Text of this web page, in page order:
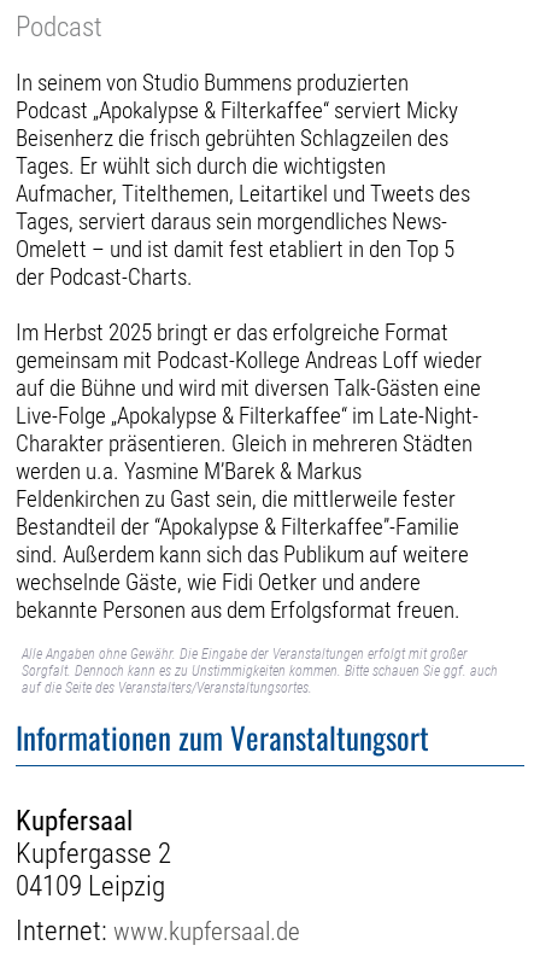
Podcast
In seinem von Studio Bummens produzierten
Podcast „Apokalypse & Filterkaffee“ serviert Micky
Beisenherz die frisch gebrühten Schlagzeilen des
Tages. Er wühlt sich durch die wichtigsten
Aufmacher, Titelthemen, Leitartikel und Tweets des
Tages, serviert daraus sein morgendliches News-
Omelett – und ist damit fest etabliert in den Top 5
der Podcast-Charts.
Im Herbst 2025 bringt er das erfolgreiche Format
gemeinsam mit Podcast-Kollege Andreas Loff wieder
auf die Bühne und wird mit diversen Talk-Gästen eine
Live-Folge „Apokalypse & Filterkaffee“ im Late-Night-
Charakter präsentieren. Gleich in mehreren Städten
werden u.a. Yasmine M’Barek & Markus
Feldenkirchen zu Gast sein, die mittlerweile fester
Bestandteil der “Apokalypse & Filterkaffee”-Familie
sind. Außerdem kann sich das Publikum auf weitere
wechselnde Gäste, wie Fidi Oetker und andere
bekannte Personen aus dem Erfolgsformat freuen.
Alle Angaben ohne Gewähr. Die Eingabe der Veranstaltungen erfolgt mit großer
Sorgfalt. Dennoch kann es zu Unstimmigkeiten kommen. Bitte schauen Sie ggf. auch
auf die Seite des Veranstalters/Veranstaltungsortes.
Informationen zum Veranstaltungsort
Kupfersaal
Kupfergasse 2
04109 Leipzig
Internet:www.kupfersaal.de